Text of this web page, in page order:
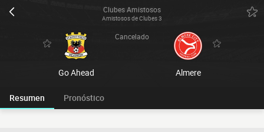
Clubes Amistosos
Amistosos de Clubes 3
Go Ahead
Cancelado
Almere
Resumen Pronóstico